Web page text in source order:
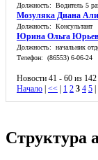
Должность: Водитель 5
Мозуляка Диана
Должность: Консультант
Юрина Ольга
Должность: начальник
Телефон: (86553) 6-06-24
Новости 41 - 60 из 142
Начало | << | 1 2 3 4 5 |
Структура